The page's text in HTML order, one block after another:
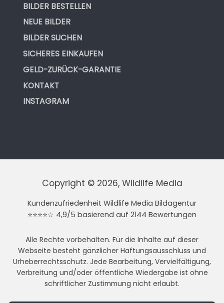
BILDER BESTELLEN
NEUE BILDER
BILDER SUCHEN
SICHERES EINKAUFEN
GELD-ZURÜCK-GARANTIE
KONTAKT
INSTAGRAM
Copyright © 2026, Wildlife Media
Kundenzufriedenheit Wildlife Media Bildagentur
⭐⭐⭐⭐☆ 4,9/5 basierend auf 2144 Bewertungen
Alle Rechte vorbehalten. Für die Inhalte auf dieser
Webseite besteht gänzlicher Haftungsausschluss und
Urheberrechtsschutz. Jede Bearbeitung, Vervielfältigung,
Verbreitung und/oder öffentliche Wiedergabe ist ohne
schriftlicher Zustimmung nicht erlaubt.